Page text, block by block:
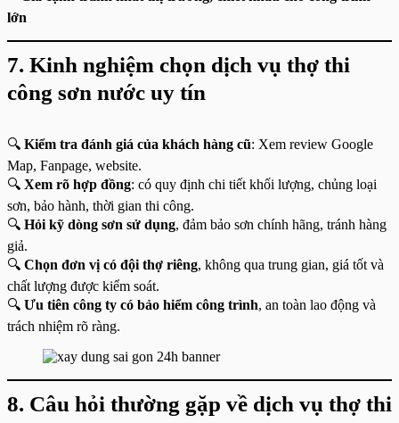
lớn
7. Kinh nghiệm chọn dịch vụ thợ thi
công sơn nước uy tín
🔍 Kiểm tra đánh giá của khách hàng cũ: Xem review Google
Map, Fanpage, website.
🔍 Xem rõ hợp đồng: có quy định chi tiết khối lượng, chủng loại
sơn, bảo hành, thời gian thi công.
🔍 Hỏi kỹ dòng sơn sử dụng, đảm bảo sơn chính hãng, tránh hàng
giả.
🔍 Chọn đơn vị có đội thợ riêng, không qua trung gian, giá tốt và
chất lượng được kiểm soát.
🔍 Ưu tiên công ty có bảo hiểm công trình, an toàn lao động và
trách nhiệm rõ ràng.
8. Câu hỏi thường gặp về dịch vụ thợ thi